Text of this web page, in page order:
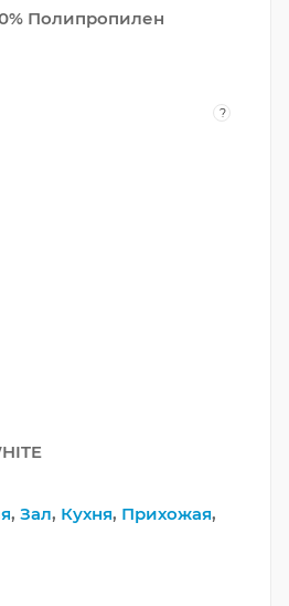
Полипропилен
?
, Зал, Кухня, Прихожая,